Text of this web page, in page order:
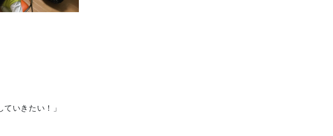
いきたい！」